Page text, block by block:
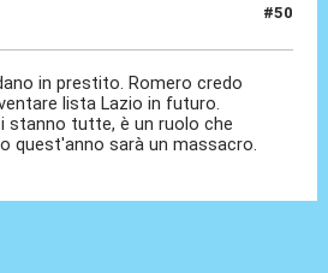
#50
in prestito. Romero credo
lista Lazio in futuro.
stanno tutte, è un ruolo che
quest'anno sarà un massacro.